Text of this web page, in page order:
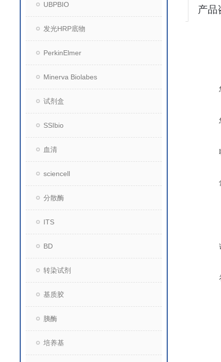
UBPBIO
发光HRP底物
PerkinElmer
Minerva Biolabes
试剂盒
SSIbio
血清
sciencell
分散酶
ITS
BD
转染试剂
基质胶
胰酶
培养基
产品